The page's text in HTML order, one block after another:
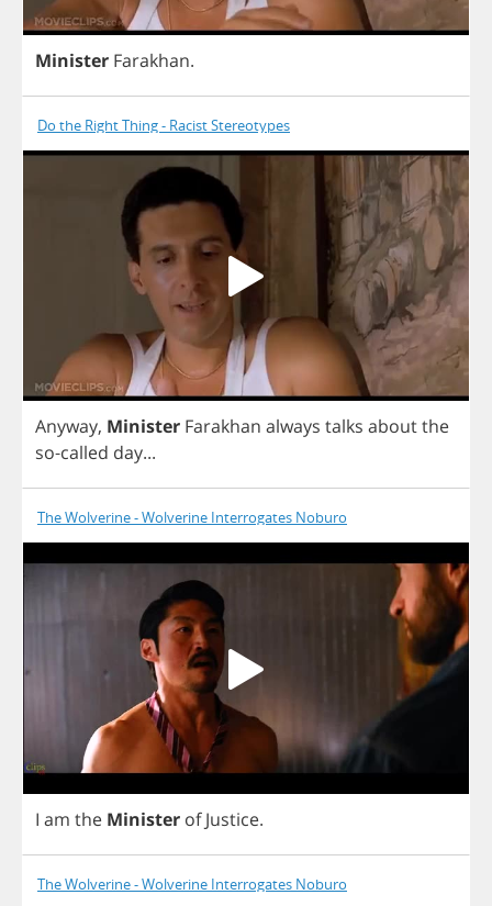
Minister Farakhan.
Do the Right Thing - Racist Stereotypes
Anyway, Minister Farakhan always talks aboutthe
so-called day...
The Wolverine - Wolverine Interrogates Noburo
I am the Minister of Justice.
The Wolverine - Wolverine Interrogates Noburo